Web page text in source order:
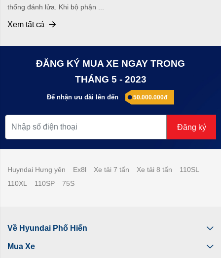
thống đánh lửa. Khi bộ phận ...
Xem tất cả
ĐĂNG KÝ MUA XE NGAY TRONG
THÁNG 5 - 2023
Để nhận ưu đãi lên đến 50.000.000đ
Đăng ký
Huyndai Hưng yên Ex8l Xe tải 7 tấn Xe tải 8 tấn
110SL
110XL
110SP 75S
Về Hyundai Phố Hiến
Mua Xe